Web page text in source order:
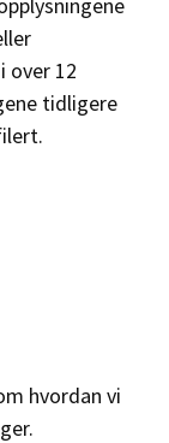
over 12
tidligere
hvordan vi